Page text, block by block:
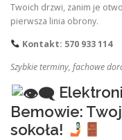
Twoich drzwi, zanim je
pierwsza linia obrony.
Kontakt: 570 933 114
Szybkie terminy, fachowe
Bemowie:
sokoła!